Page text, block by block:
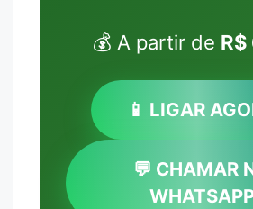
💰 A partir de
📱 LIGAR
💬 CHAMAR